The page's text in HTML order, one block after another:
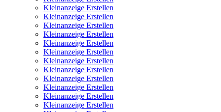
Kleinanzeige Erstellen
Kleinanzeige Erstellen
Kleinanzeige Erstellen
Kleinanzeige Erstellen
Kleinanzeige Erstellen
Kleinanzeige Erstellen
Kleinanzeige Erstellen
Kleinanzeige Erstellen
Kleinanzeige Erstellen
Kleinanzeige Erstellen
Kleinanzeige Erstellen
Kleinanzeige Erstellen